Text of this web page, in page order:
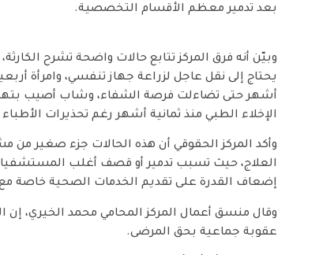
بعد تدمير معظم الأقسام التخصصية.
وبيّن أنه فرق المركز تتابع حالات واضحة تشرح
يحتاج إلى نقل عاجل لزراعة جهاز تنفسي، وامرأة
أشهر حتى تضاءلت فرصة الشفاء، وشاب أصيب
الإخلاء الطبي منذ ثمانية أشهر رغم تحذيرات
وأكد المركز الحقوقي أن هذه الحالات جزء
العلاج، حيث تسبب تدمير أو قصف أغلب
إضعاف القدرة على تقديم الخدمات الصحية خاصة
وقال منسق أعمال المركز المحامي محمد
عقوبة جماعية بحق المرضى.